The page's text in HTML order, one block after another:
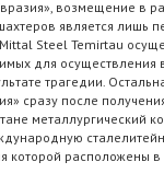
возмещение в
является лишь
Steel Temirtau
для осуществления
трагедии.
сразу после
металлургический
которой расположены в